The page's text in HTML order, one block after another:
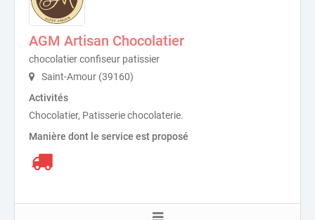
AGM Artisan Chocolatier
chocolatier confiseur patissier
Saint-Amour (39160)
Activités
Chocolatier, Patisserie chocolaterie.
Manière dont le service est proposé